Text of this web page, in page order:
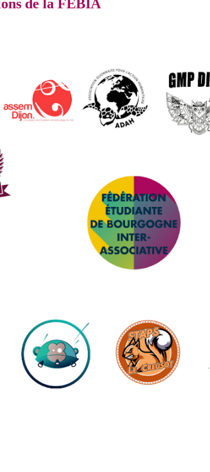
de la FEBIA